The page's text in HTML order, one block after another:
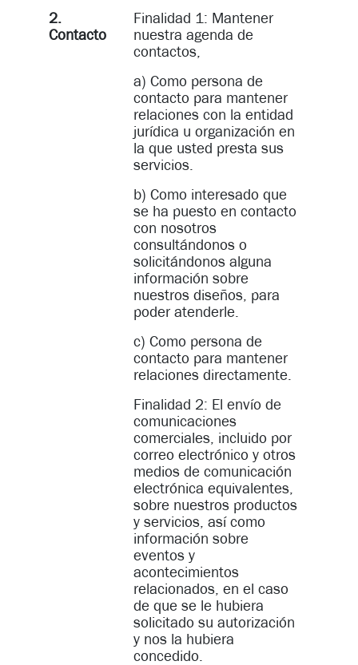
2.
Contacto
Finalidad 1: Mantener
nuestra agenda de
contactos,
a) Como persona de
contacto para mantener
relaciones con la entidad
jurídica u organización en
la que usted presta sus
servicios.
b) Como interesado que
se ha puesto en contacto
con nosotros
consultándonos o
solicitándonos alguna
información sobre
nuestros diseños, para
poder atenderle.
c) Como persona de
contacto para mantener
relaciones directamente.
Finalidad 2: El envío de
comunicaciones
comerciales, incluido por
correo electrónico y otros
medios de comunicación
electrónica equivalentes,
sobre nuestros productos
y servicios, así como
información sobre
eventos y
acontecimientos
relacionados, en el caso
de que se le hubiera
solicitado su autorización
y nos la hubiera
concedido.